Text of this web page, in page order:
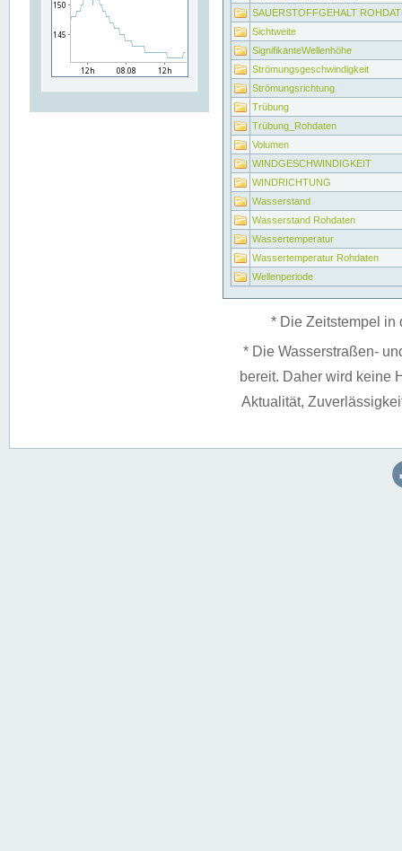
SAUERSTOFFGEHALT
Sichtweite
SignifikanteWellenhöhe
Strömungsgeschwindigkeit
Strömungsrichtung
Trübung
Trübung_Rohdaten
Volumen
WINDGESCHWINDIGKEIT
WINDRICHTUNG
Wasserstand
Wasserstand Rohdaten
Wassertemperatur
Wassertemperatur Rohdaten
Wellenperiode
* Die Zeitstempel in
* Die Wasserstraßen-
bereit. Daher wird keine
Aktualität,